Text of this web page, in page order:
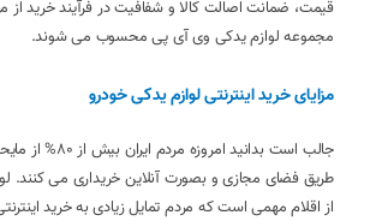
قیمت، ضمانت اصالت کالا و شفافیت در فرآیند خرید از
مجموعه لوازم یدکی وی آی پی محسوب می شوند.
مزایای خرید اینترنتی لوازم یدکی خودرو
جالب است بدانید
طریق فضای مجازی و بصورت آنلاین خریداری می کنند.
از اقلام مهمی است که مردم تمایل زیادی به خرید